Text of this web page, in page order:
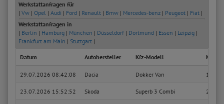
Werkstattanfragen für
| Vw | Opel | Audi | Ford | Renault | Bmw | Mercedes-benz | Peugeot | Fiat |
Werkstattanfragen in
| Berlin | Hamburg | München | Düsseldorf | Dortmund | Essen | Leipzig |
Frankfurt am Main | Stuttgart |
Datum Autohersteller Kfz-Modell Kfz-Typ
29.07.2026 08:42:08 Dacia Dokker Van 1.6
23.07.2026 15:52:52 Skoda Superb 3 Combi 2.0